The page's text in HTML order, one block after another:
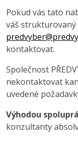
Pokud vás tato
váš strukturovaný
kontaktovat.
Společnost
nekontaktovat
uvedené
Výhodou
konzultanty